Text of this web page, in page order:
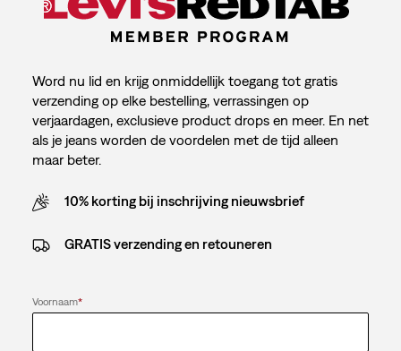
Word nu lid en krijg onmiddellijk toegang tot gratis
verzending op elke bestelling, verrassingen op
verjaardagen, exclusieve product drops en meer. En net
als je jeans worden de voordelen met de tijd alleen
maar beter.
10% korting bij inschrijving nieuwsbrief
GRATIS verzending en retouneren
Voornaam*